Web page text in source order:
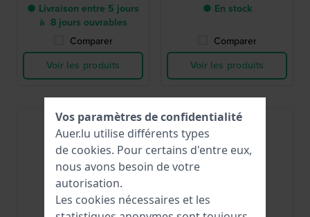
● Livraison entre 5 jours
à 8 jours ouvrables
Comparer
Voir les produits
● En stock
Comparer
Voir les produits
Best-seller
Vos paramètres de confidentialité
Auer.lu utilise différents types
de cookies. Pour certains d'entre eux,
nous avons besoin de votre
autorisation.
Les cookies nécessaires et les